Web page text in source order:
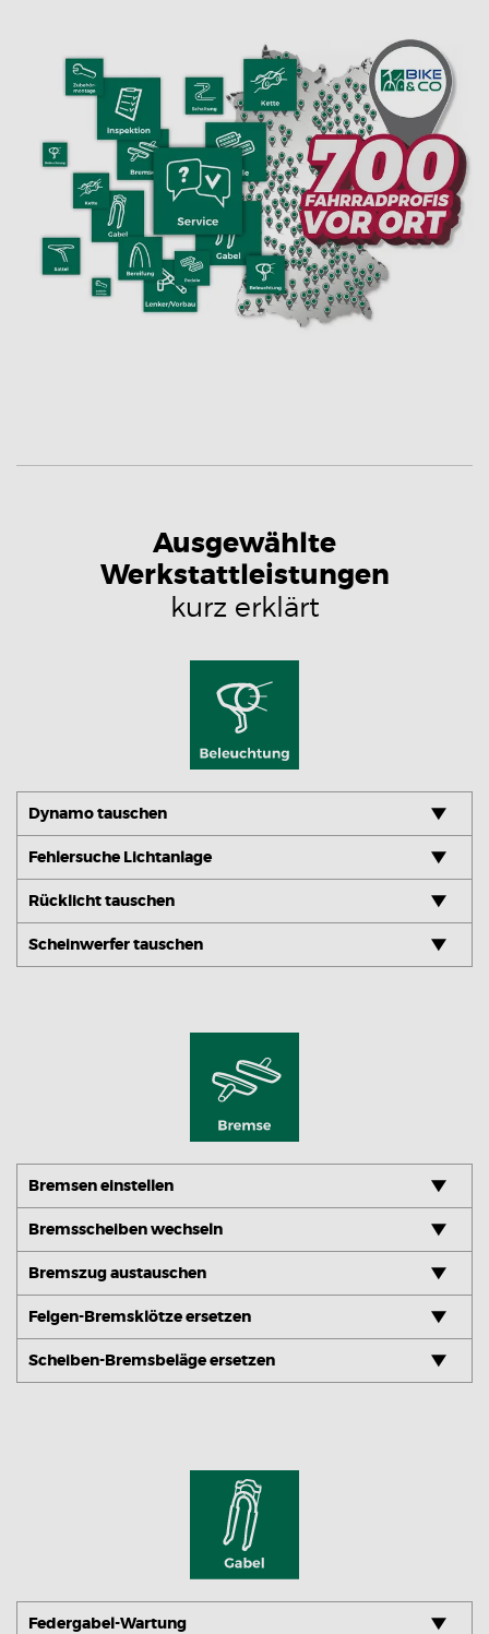
Ausgewählte
Werkstattleistungen
kurz erklärt
Dynamo tauschen
Fehlersuche Lichtanlage
Rücklicht tauschen
Scheinwerfer tauschen
Bremsen einstellen
Bremsscheiben wechseln
Bremszug austauschen
Felgen-Bremsklötze ersetzen
Scheiben-Bremsbeläge ersetzen
Federgabel-Wartung